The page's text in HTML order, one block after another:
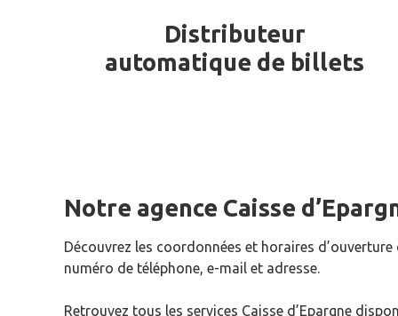
Distributeur
automatique de billets
Notre agence Caisse
Découvrez les coordonnées et horaires d’ouverture
numéro de téléphone, e-mail et adresse.
Retrouvez tous les services Caisse d’Epargne